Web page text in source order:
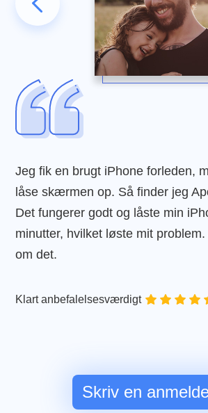
Jeg fik en brugt iPhone forleden,
låse skærmen op. Så finder jeg
Det fungerer godt og låste min
minutter, hvilket løste mit
om det.
Klart anbefalelsesværdigt
Kan klart anbefales
Skriv en